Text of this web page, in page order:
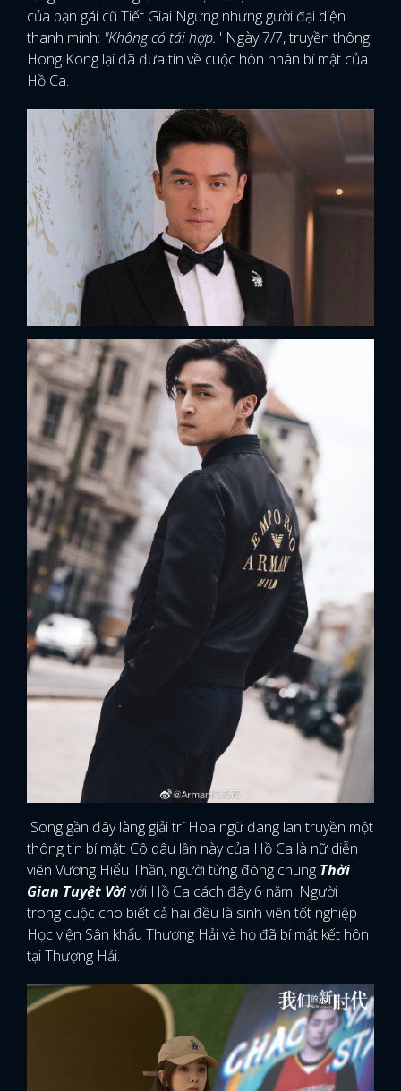
của bạn gái cũ Tiết Giai Ngưng nhưng gười đại diện
thanh minh: "Không có tái hợp." Ngày 7/7, truyền thông
Hong Kong lại đã đưa tin về cuộc hôn nhân bí mật của
Hồ Ca.
Song gần đây làng giải trí Hoa ngữ đang lan truyền một
thông tin bí mật: Cô dâu lần này của Hồ Ca là nữ diễn
viên Vương Hiểu Thần, người từng đóng chung Thời
Gian Tuyệt Vờivới Hồ Ca cách đây 6 năm. Người
trong cuộc cho biết cả hai đều là sinh viên tốt nghiệp
Học viện Sân khấu Thượng Hải và họ đã bí mật kết hôn
tại Thượng Hải.